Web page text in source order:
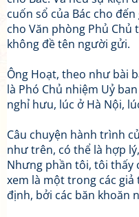
cuốn sổ của Bác cho
cho Văn phòng Phủ
không đề tên người gửi.
Ông Hoạt, theo như bài
là Phó Chủ nhiệm Uỷ
nghỉ hưu, lúc ở Hà Nội,
Câu chuyện hành trình
như trên, có thể là hợp
Nhưng phần tôi, tôi thấy
xem là một trong các
định, bởi các băn khoăn